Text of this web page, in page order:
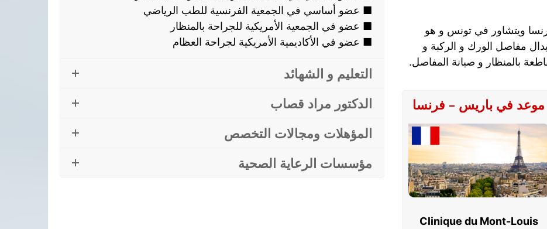
■ عضو أساسي في الجمعية الفرنسية للطب الرياضي
■ عضو في الجمعية الأمريكية للجراحة بالمنظار
■ عضو في الأكاديمية الأمريكية لجراحة العظام
التعليم و الشهائد
الدكتور مراد قصاب
المؤهلات ومجالات التخصص
مؤسسات الرعاية الصحية
ويتشاور في تونس و هو
مفاصل الورك و الركبة و
بالمنظار و صيانة المفاصل.
موعد في باريس – فرنسا
Clinique du Mont-Louis